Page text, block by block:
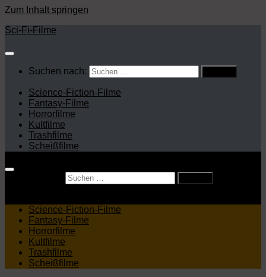
Zum Inhalt springen
Sci-Fi-Filme
Suchen nach:
Science-Fiction-Filme
Fantasy-Filme
Horrorfilme
Kultfilme
Trashfilme
Scheißfilme
Science-Fiction-Filme
Fantasy-Filme
Horrorfilme
Kultfilme
Trashfilme
Scheißfilme